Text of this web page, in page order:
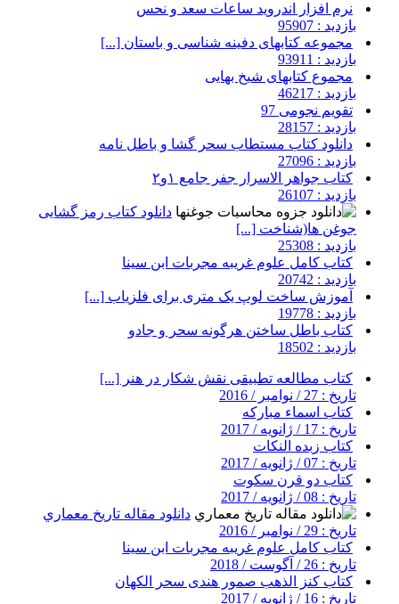
نرم افزار اندروید ساعات سعد و نحس
بازدید : 95907
مجموعه کتابهای دفینه شناسی و باستان [...]
بازدید : 93911
مجموع کتابهای شیخ بهایی
بازدید : 46217
تقویم نجومی 97
بازدید : 28157
دانلود کتاب مستطاب سحر گشا و باطل نامه
بازدید : 27096
کتاب جواهر الاسرار جفر جامع ۱و۲
بازدید : 26107
دانلود کتاب رمز گشایی
جوغن ها(شناخت [...]
بازدید : 25308
کتاب کامل علوم غریبه مجربات ابن سینا
بازدید : 20742
آموزش ساخت لوپ یک متری برای فلزیاب [...]
بازدید : 19778
کتاب باطل ساختن هرگونه سحر و جادو
بازدید : 18502
کتاب مطالعه تطبیقی نقش شکار در هنر [...]
تاریخ : 27 / نوامبر / 2016
کتاب اسماء مبارکه
تاریخ : 17 / ژانویه / 2017
کتاب زبده النکات
تاریخ : 07 / ژانویه / 2017
کتاب دو قرن سکوت
تاریخ : 08 / ژانویه / 2017
دانلود مقاله تاريخ معماري
تاریخ : 29 / نوامبر / 2016
کتاب کامل علوم غریبه مجربات ابن سینا
تاریخ : 26 / آگوست / 2018
کتاب کنز الذهب صمور هندی سحر الکهان
تاریخ : 16 / ژانویه / 2017